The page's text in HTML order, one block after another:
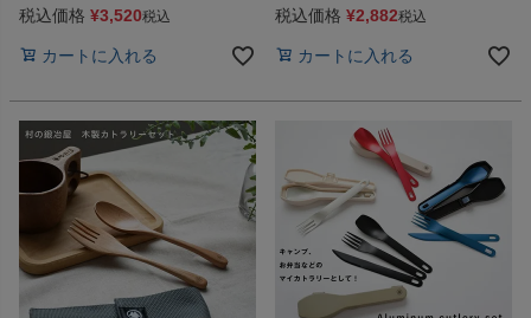
税込価格 ¥3,520税込
カートに入れる
税込価格 ¥2,882税込
カートに入れる